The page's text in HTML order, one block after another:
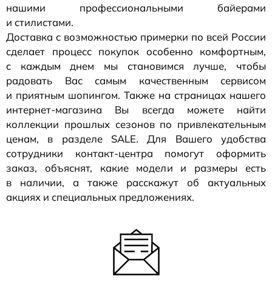
нашими профессиональными байерами
и стилистами.
Доставка с возможностью примерки по всей России
сделает процесс покупок особенно комфортным,
с каждым днем мы становимся лучше, чтобы
радовать Вас самым качественным сервисом
и приятным шопингом. Также на страницах нашего
интернет-магазина Вы всегда можете найти
коллекции прошлых сезонов по привлекательным
ценам, в разделе SALE. Для Вашего удобства
сотрудники контакт-центра помогут оформить
заказ, объяснят, какие модели и размеры есть
в наличии, а также расскажут об актуальных
акциях и специальных предложениях.